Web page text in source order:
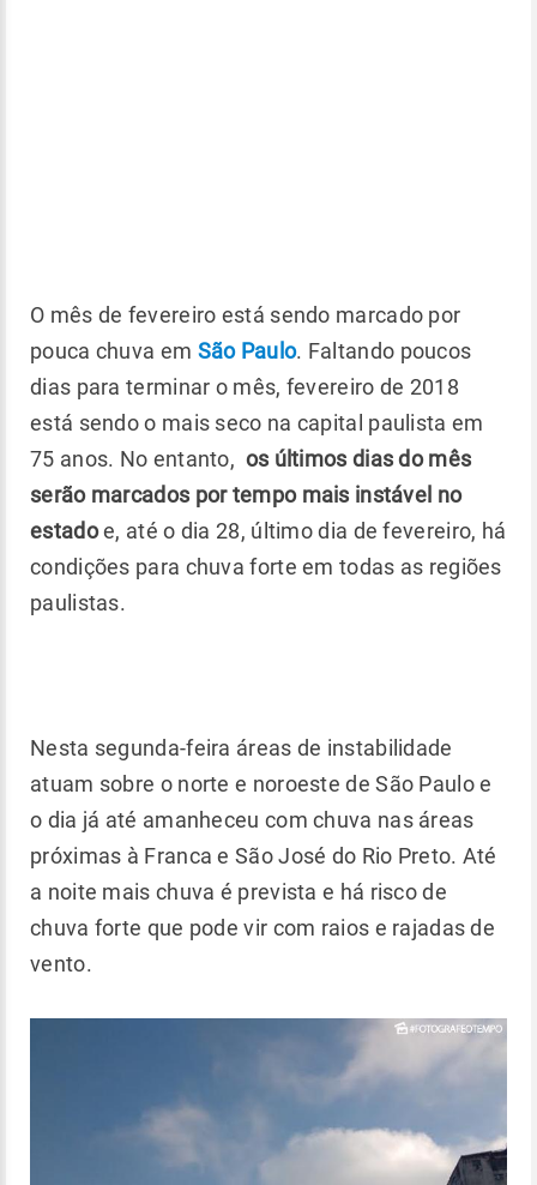
O mês de fevereiro está sendo marcado por
pouca chuva em São Paulo. Faltando poucos
dias para terminar o mês, fevereiro de 2018
está sendo o mais seco na capital paulista em
75 anos. No entanto, os últimos dias do mês
serão marcados por tempo mais instável no
estadoe, até o dia 28, último dia de fevereiro, há
condições para chuva forte em todas as regiões
paulistas.
Nesta segunda-feira áreas de instabilidade
atuam sobre o norte e noroeste de São Paulo e
o dia já até amanheceu com chuva nas áreas
próximas à Franca e São José do Rio Preto. Até
a noite mais chuva é prevista e há risco de
chuva forte que pode vir com raios e rajadas de
vento.